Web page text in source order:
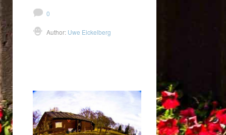
0
Author: Uwe Eickelberg